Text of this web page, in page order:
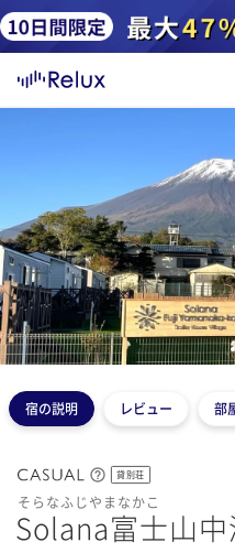
宿の説明 レビュー 部
貸別荘
そらなふじやまなかこ
Solana富士山中